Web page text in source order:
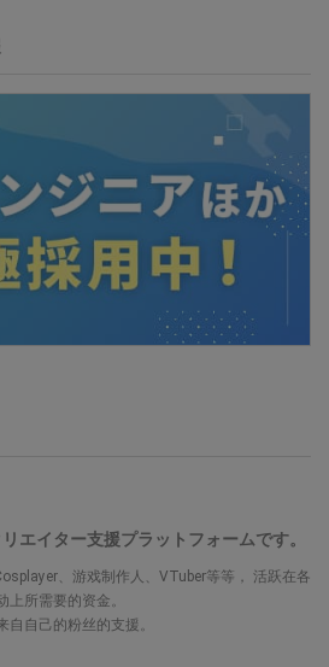
エイター支援プラットフォームです。
、游戏制作人、VTuber等等， 活跃在各
所需要的资金。
自己的粉丝的支援。